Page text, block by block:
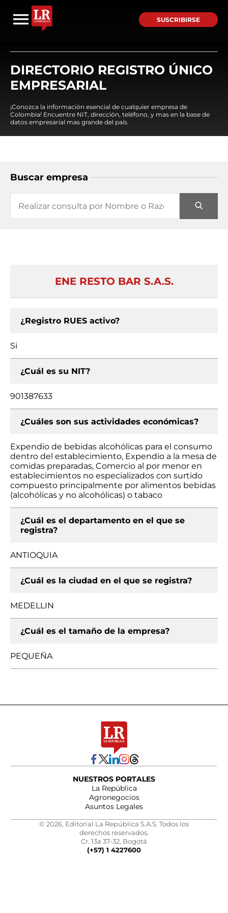
SUSCRIBIRSE
DIRECTORIO REGISTRO ÚNICO
EMPRESARIAL
¡Conozca la información esencial de cualquier empresa de
Colombia! Encuentre NIT, dirección, teléfono, y mas en la base de
datos empresarial mas grande del país.
Buscar empresa
ENE RESTO BAR S.A.S.
¿Registro RUES activo?
Si
¿Cuál es su NIT?
901387633
¿Cuáles son sus actividades económicas?
Expendio de bebidas alcohólicas para el consumo
dentro del establecimiento, Expendio a la mesa de
comidas preparadas, Comercio al por menor en
establecimientos no especializados con surtido
compuesto principalmente por alimentos bebidas
(alcohólicas y no alcohólicas) o tabaco
¿Cuál es el departamento en el que se
registra?
ANTIOQUIA
¿Cuál es la ciudad en el que se registra?
MEDELLIN
¿Cuál es el tamaño de la empresa?
PEQUEÑA
NUESTROS PORTALES
La República
Agronegocios
Asuntos Legales
© 2026, Editorial La República S.A.S. Todos los
derechos reservados.
Cr. 13a 37-32, Bogotá
(+57) 1 4227600